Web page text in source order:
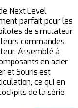
Next Level
parfait pour les
de simulateur
commandes
Assemblé à
en acier
et Souris est
ce qui en
de la série